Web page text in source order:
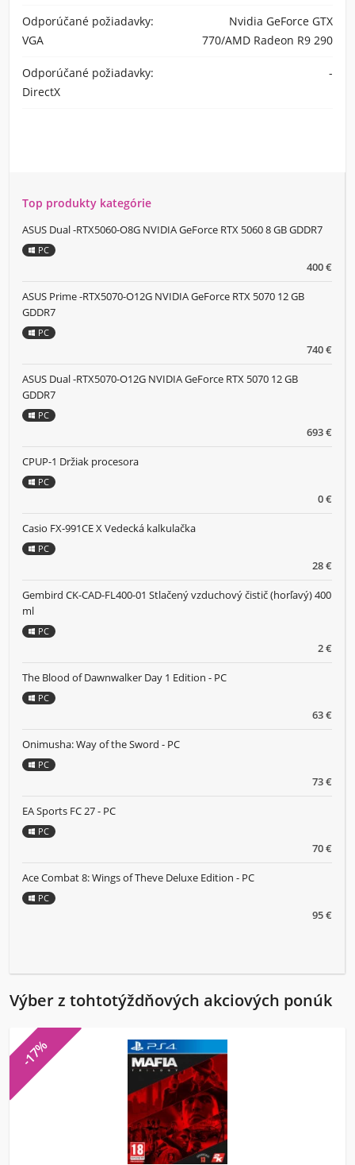
Odporúčané požiadavky:
VGA
Nvidia GeForce GTX
770/AMD Radeon R9 290
Odporúčané požiadavky:
DirectX
-
Top produkty kategórie
400 €
ASUS Dual -RTX5060-O8G NVIDIA GeForce RTX 5060 8 GB GDDR7
PC
740 €
ASUS Prime -RTX5070-O12G NVIDIA GeForce RTX 5070 12 GB
GDDR7
PC
693 €
ASUS Dual -RTX5070-O12G NVIDIA GeForce RTX 5070 12 GB
GDDR7
PC
0 €
CPUP-1 Držiak procesora
PC
28 €
Casio FX-991CE X Vedecká kalkulačka
PC
2 €
Gembird CK-CAD-FL400-01 Stlačený vzduchový čistič (horľavý) 400
ml
PC
63 €
The Blood of Dawnwalker Day 1 Edition - PC
PC
73 €
Onimusha: Way of the Sword - PC
PC
70 €
EA Sports FC 27 - PC
PC
95 €
Ace Combat 8: Wings of Theve Deluxe Edition - PC
PC
Výber z tohtotýždňových akciových ponúk
-17%